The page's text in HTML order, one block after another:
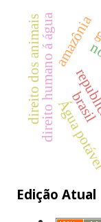
amazônia
brasil
direito humano á águaÁgua
direito dos animais
Edição Atual